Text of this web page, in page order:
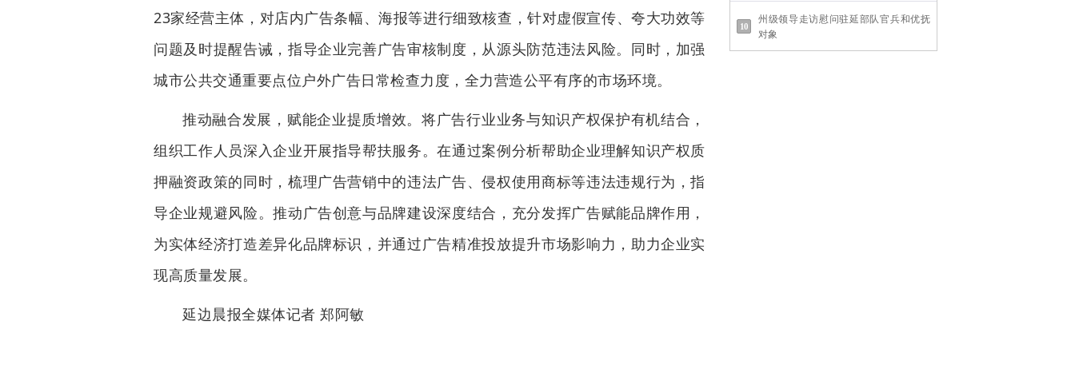
23家经营主体，对店内广告条幅、海报等进行细致核查，针对虚假宣传、夸大功效等
问题及时提醒告诫，指导企业完善广告审核制度，从源头防范违法风险。同时，加强
城市公共交通重要点位户外广告日常检查力度，全力营造公平有序的市场环境。
推动融合发展，赋能企业提质增效。将广告行业业务与知识产权保护有机结合，
组织工作人员深入企业开展指导帮扶服务。在通过案例分析帮助企业理解知识产权质
押融资政策的同时，梳理广告营销中的违法广告、侵权使用商标等违法违规行为，指
导企业规避风险。推动广告创意与品牌建设深度结合，充分发挥广告赋能品牌作用，
为实体经济打造差异化品牌标识，并通过广告精准投放提升市场影响力，助力企业实
现高质量发展。
延边晨报全媒体记者 郑阿敏
州级领导走访慰问驻延部队官兵和优抚
对象